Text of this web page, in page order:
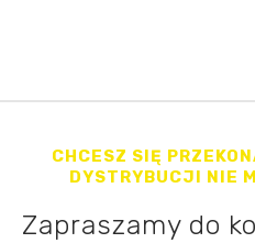
CHCESZ SIĘ
DYSTRYBUCJI NIE
Zapraszamy do